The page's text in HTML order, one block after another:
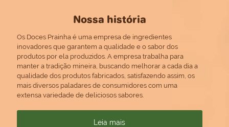
Nossa história
Os Doces Prainha é uma empresa de ingredientes
inovadores que garantem a qualidade e o sabor dos
produtos por ela produzidos. A empresa trabalha para
manter a tradição mineira, buscando melhorar a cada dia a
qualidade dos produtos fabricados, satisfazendo assim, os
mais diversos paladares de consumidores com uma
extensa variedade de deliciosos sabores.
Leia mais